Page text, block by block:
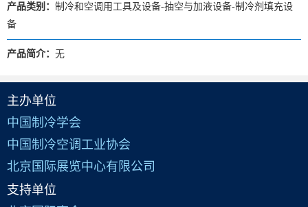
产品类别： 制冷和空调用工具及设备-抽空与加液设备-制冷剂填充设
备
产品简介： 无
主办单位
中国制冷学会
中国制冷空调工业协会
北京国际展览中心有限公司
支持单位